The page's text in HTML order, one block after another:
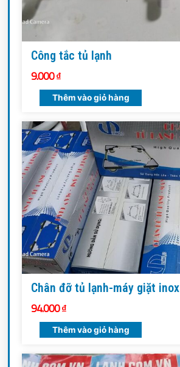
Công tắc tủ lạnh
9.000₫
Thêm vào giỏ hàng
Chân đỡ tủ lạnh-máy giặt inox
94.000₫
Thêm vào giỏ hàng